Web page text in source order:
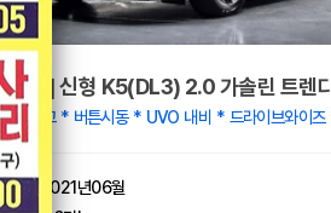
[기아] 신형 K5(DL3) 2.0 가솔린 트렌디
2021년06월